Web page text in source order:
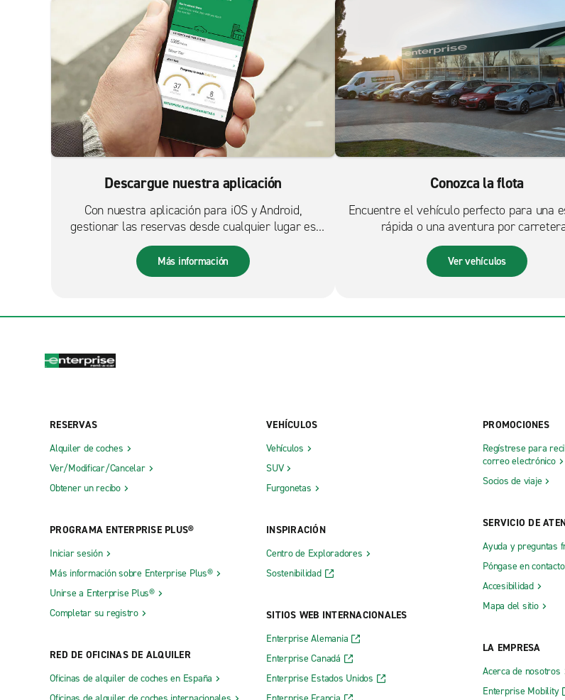
Descargue nuestra aplicación
Con nuestra aplicación para iOS y Android,
gestionar las reservas desde cualquier lugar es
más fácil que nunca.
Más información
Conozca la flota
Encuentre el vehículo perfecto para una
rápida o una aventura por
Ver vehículos
RESERVAS
Alquiler de coches
Ver/Modificar/Cancelar
Obtener un recibo
PROGRAMA ENTERPRISE PLUS®
Iniciar sesión
Más información sobre Enterprise Plus®
Unirse a Enterprise Plus®
Completar su registro
RED DE OFICINAS DE ALQUILER
Oficinas de alquiler de coches en España
VEHÍCULOS
Vehículos
SUV
Furgonetas
INSPIRACIÓN
Centro de Exploradores
Sostenibilidad
SITIOS WEB INTERNACIONALES
Enterprise Alemania
Enterprise Canadá
Enterprise Estados Unidos
PROMOCIONES
Regístrese para
correo electrónico
Socios de viaje
SERVICIO DE
Ayuda y preguntas
Póngase en
Accesibilidad
Mapa del sitio
LA EMPRESA
Acerca de nosotros
Enterprise Mobility